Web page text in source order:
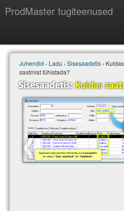
ProdMaster tugiteenused
Juhendid
Versiooniuuendused
Power BI & Merit Aktiva (EST)
Juhendid › Ladu › Sisesaadetis › Kuidas
saatmist tühistada?